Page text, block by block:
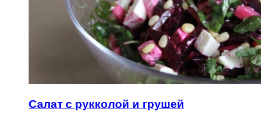
Салат с рукколой и грушей